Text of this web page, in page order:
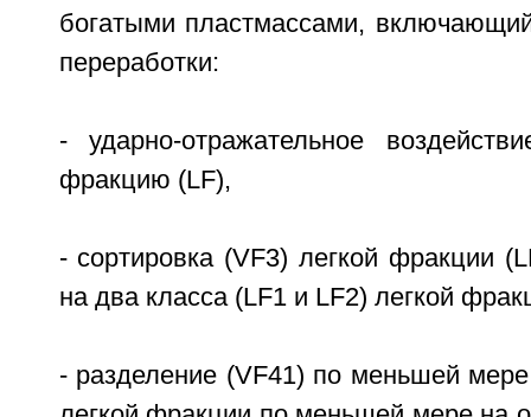
богатыми пластмассами,
переработки:
- ударно-отражательное
фракцию (LF),
- сортировка (VF3) легкой фракции
на два класса (LF1 и LF2) легкой
- разделение (VF41) по меньшей